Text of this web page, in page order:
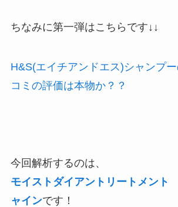
ちなみに第一弾はこちらです↓↓
H&S(エイチアンドエス)シャンプ
コミの評価は本物か？？
今回解析するのは、
モイストダイアントリートメン
ャインです！